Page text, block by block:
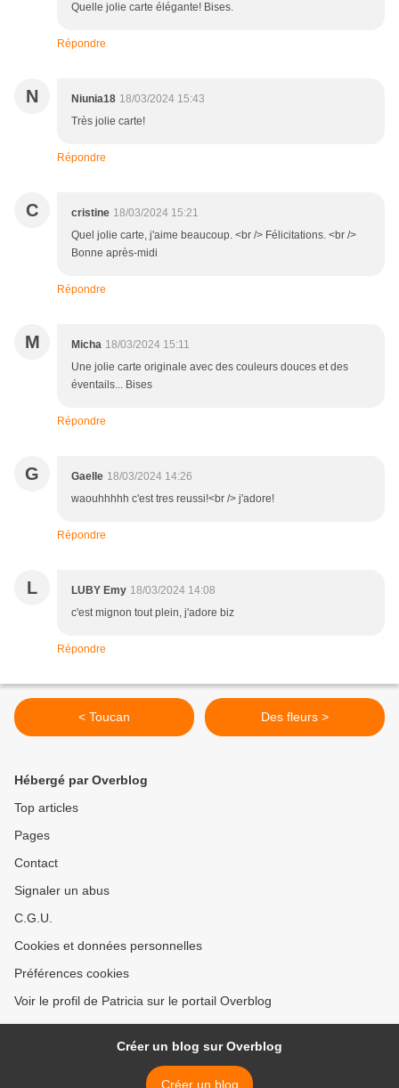
Quelle jolie carte élégante! Bises.
Répondre
N Niunia18 18/03/2024 15:43
Très jolie carte!
Répondre
C cristine 18/03/2024 15:21
Quel jolie carte, j'aime beaucoup. <br /> Félicitations. <br />
Bonne après-midi
Répondre
M Micha 18/03/2024 15:11
Une jolie carte originale avec des couleurs douces et des
éventails... Bises
Répondre
G Gaelle 18/03/2024 14:26
waouhhhhh c'est tres reussi!<br /> j'adore!
Répondre
L LUBY Emy 18/03/2024 14:08
c'est mignon tout plein, j'adore biz
Répondre
< Toucan Des fleurs >
Hébergé par Overblog
Top articles
Pages
Contact
Signaler un abus
C.G.U.
Cookies et données personnelles
Préférences cookies
Voir le profil de Patricia sur le portail Overblog
Créer un blog sur Overblog
Créer un blog